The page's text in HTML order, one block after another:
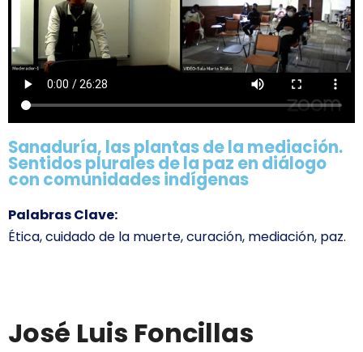
Sanaduría, las plantas de la mediación.
Sentidos plurales de la paz en diálogo
con comunidades indígenas
Palabras Clave:
Ética, cuidado de la muerte, curación, mediación, paz.
José Luis Foncillas